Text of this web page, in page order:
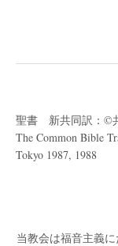
ー
ョ
ン
聖書 新共同訳：©
The Common Bible
Tokyo 1987, 1988
当教会は福音主義に